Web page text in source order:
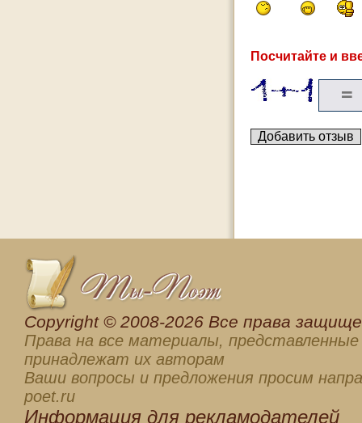
Посчитайте и
Сopyright © 2008-2026 Все права
Права на все материалы, представленные
принадлежат их авторам
Ваши вопросы и предложения просим
poet.ru
Информация для рекламодателей